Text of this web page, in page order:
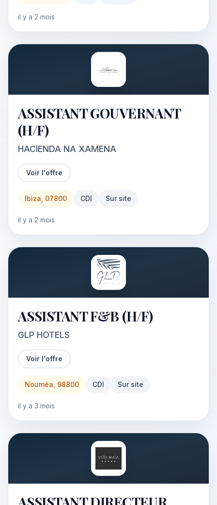
il y a 2 mois
ASSISTANT GOUVERNANT
(H/F)
HACIENDA NA XAMENA
Voir l'offre
Ibiza, 07800 CDI Sur site
il y a 2 mois
ASSISTANT F&B (H/F)
GLP HOTELS
Voir l'offre
Nouméa, 98800 CDI Sur site
il y a 3 mois